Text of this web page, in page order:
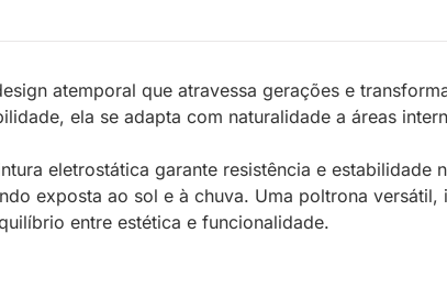
atemporal que atravessa gerações e
ela se adapta com naturalidade a áreas
eletrostática garante resistência e
exposta ao sol e à chuva. Uma poltrona
entre estética e funcionalidade.